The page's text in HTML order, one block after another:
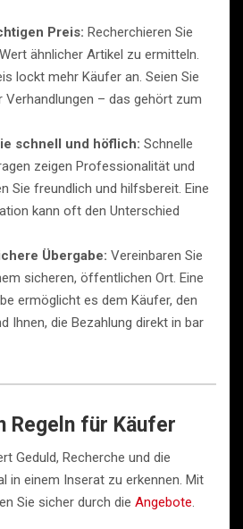
Preis: Recherchieren Sie
ähnlicher Artikel zu ermitteln.
lockt mehr Käufer an. Seien Sie
– das gehört zum
schnell und höflich: Schnelle
zeigen Professionalität und
Sie freundlich und hilfsbereit. Eine
kann oft den Unterschied
Übergabe: Vereinbaren Sie
sicheren, öffentlichen Ort. Eine
ermöglicht es dem Käufer, den
Ihnen, die Bezahlung direkt in bar
Regeln für Käufer
Geduld, Recherche und die
in einem Inserat zu erkennen. Mit
Sie sicher durch die Angebote.